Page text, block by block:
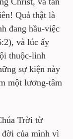
Quả thật là
đang hầu-việc
và lúc ấy
thuộc-linh
sự kiện này
một lương-tâm
Trời từ
đời của mình vì